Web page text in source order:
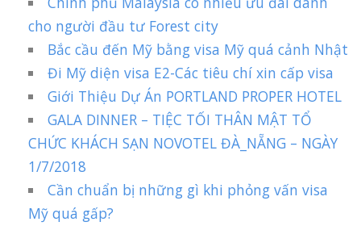
cho người đầu tư Forest city
Bắc cầu đến Mỹ bằng visa Mỹ quá cảnh Nhật
Đi Mỹ diện visa E2-Các tiêu chí xin cấp visa
Giới Thiệu Dự Án PORTLAND PROPER HOTEL
GALA DINNER – TIỆC TỐI THÂN MẬT TỔ
CHỨC KHÁCH SẠN NOVOTEL ĐÀ_NẴNG – NGÀY
1/7/2018
Cần chuẩn bị những gì khi phỏng vấn visa
Mỹ quá gấp?